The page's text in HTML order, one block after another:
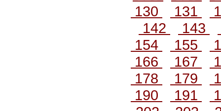
130
131
142
143
154
155
166
167
178
179
190
191